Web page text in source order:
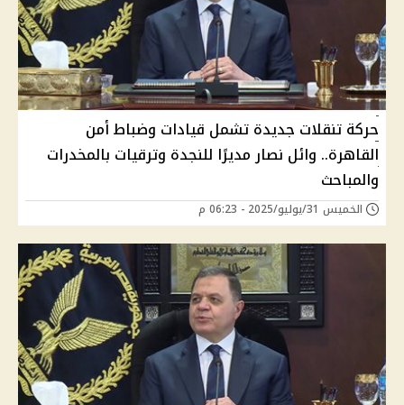
حركة تنقلات جديدة تشمل قيادات وضباط أمن
القاهرة.. وائل نصار مديرًا للنجدة وترقيات بالمخدرات
والمباحث
الخميس 31/يوليو/2025 - 06:23 م